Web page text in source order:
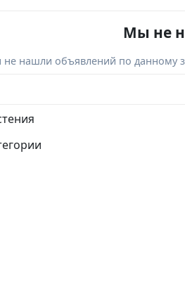
Мы не
нашли объявлений по данному